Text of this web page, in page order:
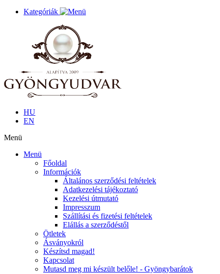
Kategóriák
HU
EN
Menü
Menü
Főoldal
Információk
Általános szerződési feltételek
Adatkezelési tájékoztató
Kezelési útmutató
Impresszum
Szállítási és fizetési feltételek
Elállás a szerződéstől
Ötletek
Ásványokról
Készítsd magad!
Kapcsolat
Mutasd meg mi készült belőle! - Gyöngybarátok